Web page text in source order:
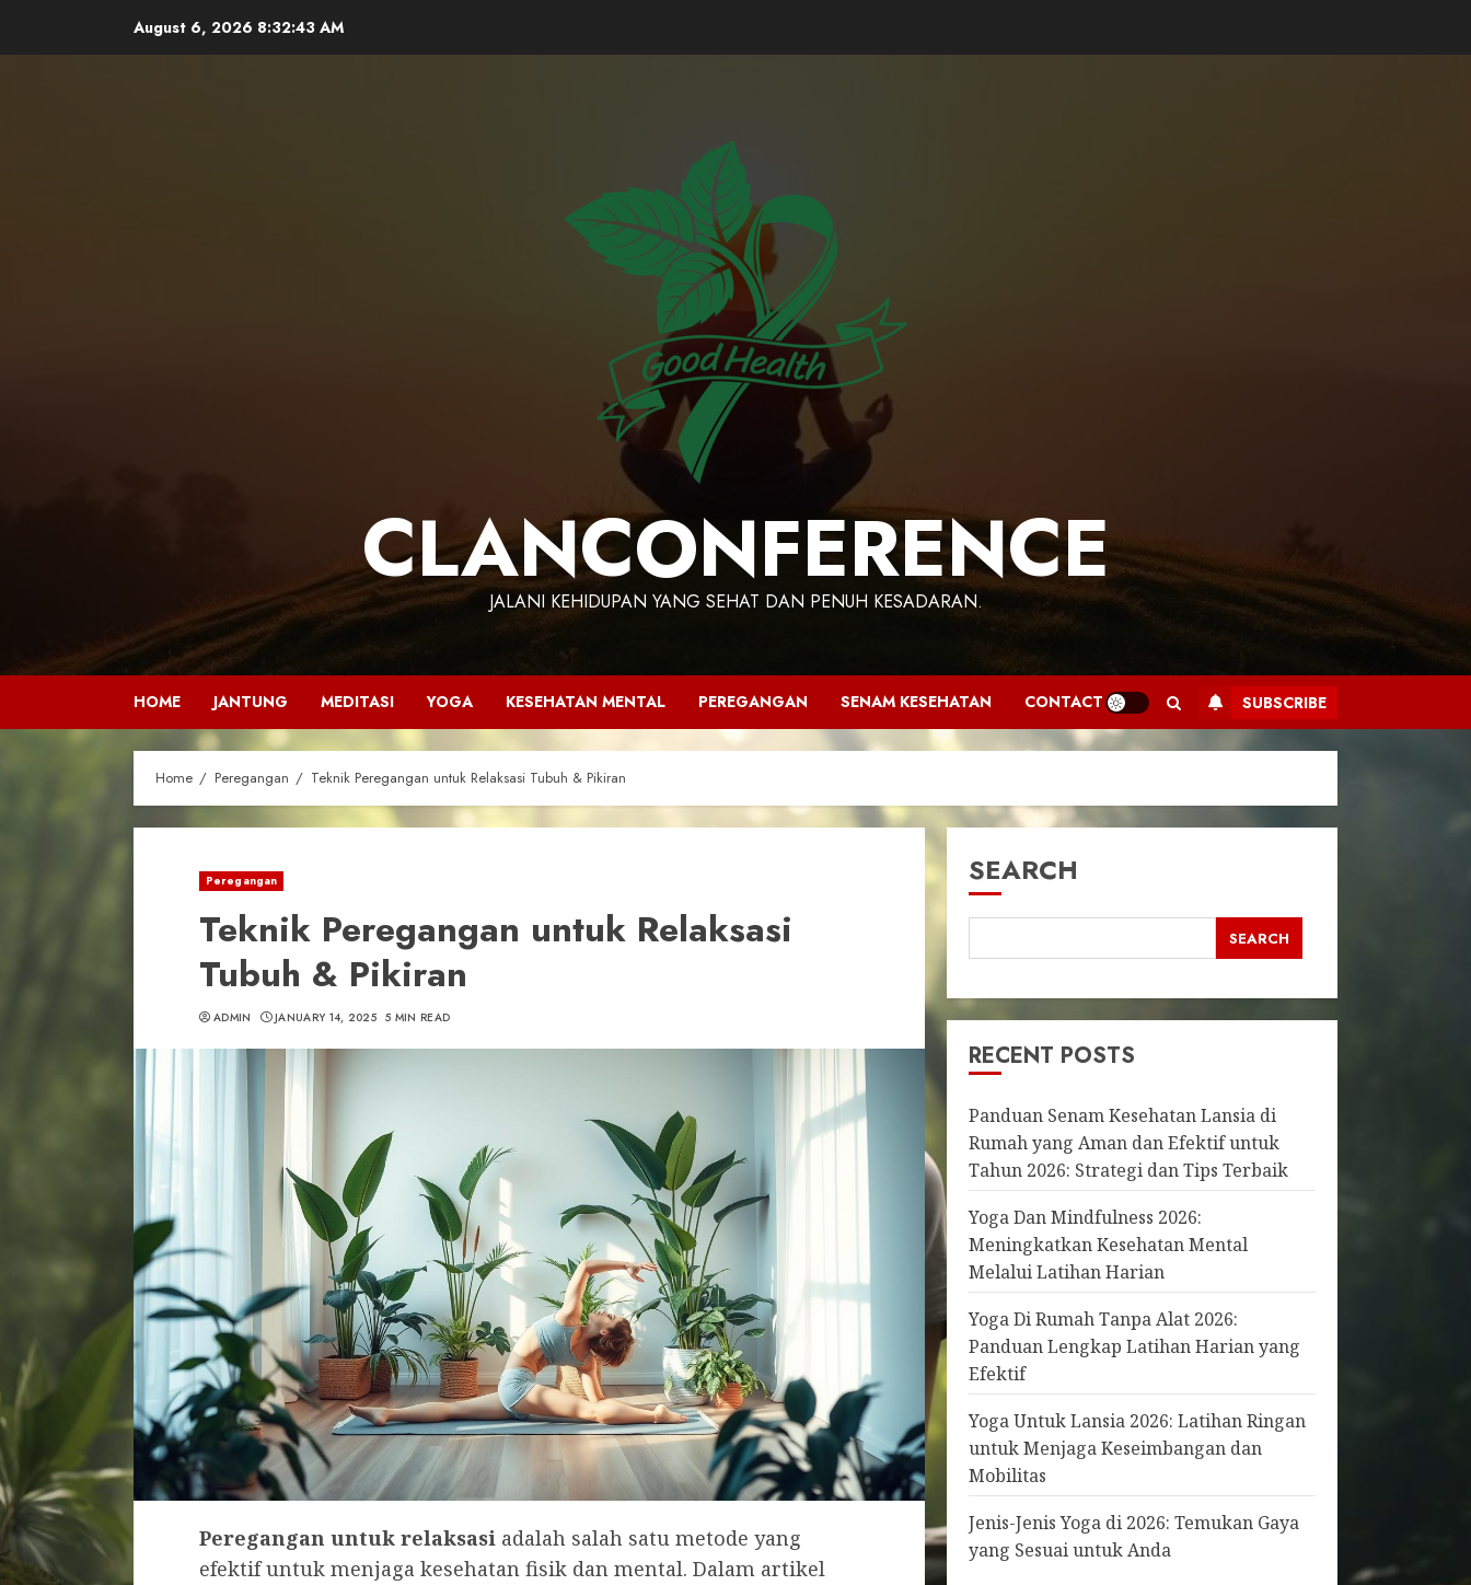
August 6, 2026 8:32:45 AM
CLANCONFERENCE
JALANI KEHIDUPAN YANG SEHAT DAN PENUH KESADARAN.
HOME JANTUNG MEDITASI YOGA KESEHATAN MENTAL PEREGANGAN SENAM KESEHATAN CONTACT SUBSCRIBE
Home Peregangan Teknik Peregangan untuk Relaksasi Tubuh & Pikiran
Peregangan
Teknik Peregangan untuk Relaksasi
Tubuh & Pikiran
ADMIN JANUARY 14, 2025 5 MIN READ
Peregangan untuk relaksasi adalah salah satu metode yang
efektif untuk menjaga kesehatan fisik dan mental. Dalam artikel
SEARCH
SEARCH
RECENT POSTS
Panduan Senam Kesehatan Lansia di
Rumah yang Aman dan Efektif untuk
Tahun 2026: Strategi dan Tips Terbaik
Yoga Dan Mindfulness 2026:
Meningkatkan Kesehatan Mental
Melalui Latihan Harian
Yoga Di Rumah Tanpa Alat 2026:
Panduan Lengkap Latihan Harian yang
Efektif
Yoga Untuk Lansia 2026: Latihan Ringan
untuk Menjaga Keseimbangan dan
Mobilitas
Jenis-Jenis Yoga di 2026: Temukan Gaya
yang Sesuai untuk Anda